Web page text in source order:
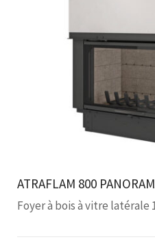
ATRAFLAM 800
Foyer à bois à vitre latérale